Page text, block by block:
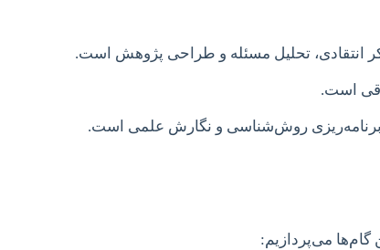
انتقادی، تحلیل مسئله و طراحی پژوهش است.
است.
برنامه‌ریزی روش‌شناسی و نگارش علمی است.
می‌پردازیم: